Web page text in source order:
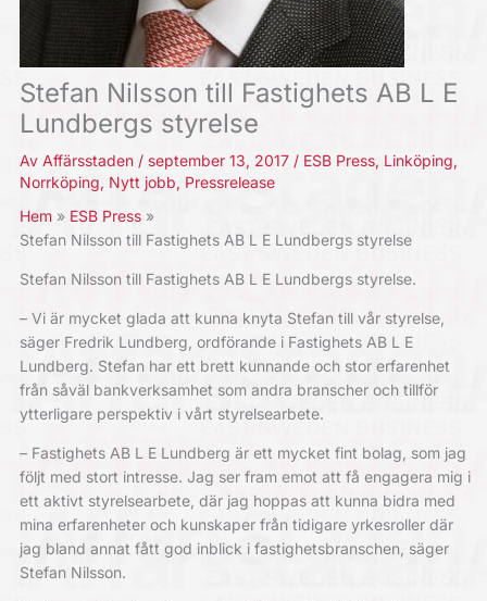
Stefan Nilsson till Fastighets AB L E
Lundbergs styrelse
Av Affärsstaden / september 13, 2017 / ESB Press, Linköping,
Norrköping, Nytt jobb, Pressrelease
Hem
ESB Press
Stefan Nilsson till Fastighets AB L E Lundbergs styrelse
Stefan Nilsson till Fastighets AB L E Lundbergs styrelse.
– Vi är mycket glada att kunna knyta Stefan till vår styrelse,
säger Fredrik Lundberg, ordförande i Fastighets AB L E
Lundberg. Stefan har ett brett kunnande och stor erfarenhet
från såväl bankverksamhet som andra branscher och tillför
ytterligare perspektiv i vårt styrelsearbete.
– Fastighets AB L E Lundberg är ett mycket fint bolag, som jag
följt med stort intresse. Jag ser fram emot att få engagera mig i
ett aktivt styrelsearbete, där jag hoppas att kunna bidra med
mina erfarenheter och kunskaper från tidigare yrkesroller där
jag bland annat fått god inblick i fastighetsbranschen, säger
Stefan Nilsson.